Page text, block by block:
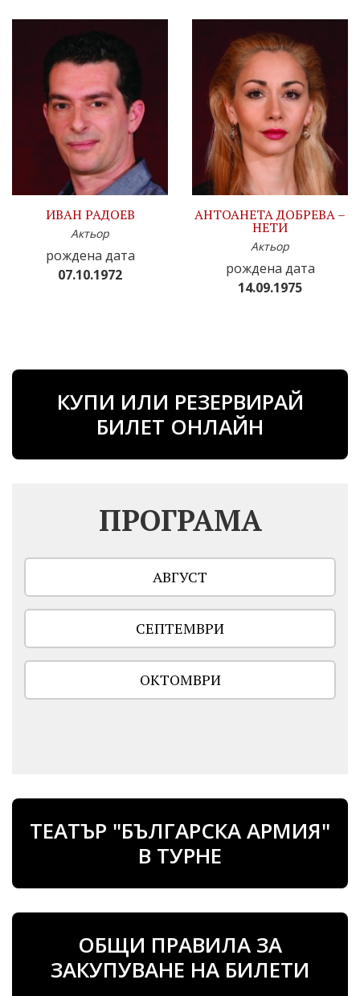
ИВАН РАДОЕВ
Актьор
рождена дата
07.10.1972
АНТОАНЕТА ДОБРЕВА –
НЕТИ
Актьор
рождена дата
14.09.1975
КУПИ ИЛИ РЕЗЕРВИРАЙ
БИЛЕТ ОНЛАЙН
ПРОГРАМА
АВГУСТ
СЕПТЕМВРИ
ОКТОМВРИ
ТЕАТЪР "БЪЛГАРСКА АРМИЯ"
В ТУРНЕ
ОБЩИ ПРАВИЛА ЗА
ЗАКУПУВАНЕ НА БИЛЕТИ